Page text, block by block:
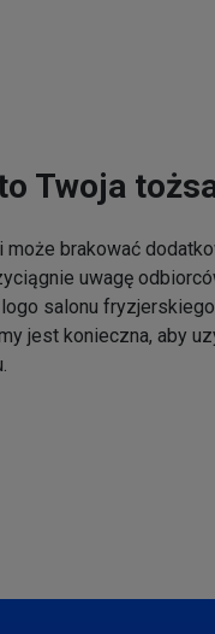
Twoja
może brakować
uwagę
salonu
jest konieczna, aby